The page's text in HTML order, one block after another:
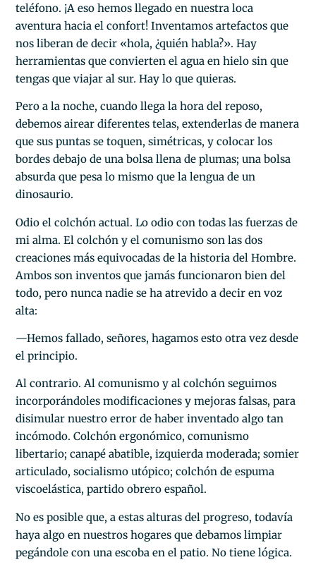
teléfono. ¡A eso hemos llegado en nuestra loca
aventura hacia el confort! Inventamos artefactos que
nos liberan de decir «hola, ¿quién habla?». Hay
herramientas que convierten el agua en hielo sin que
tengas que viajar al sur. Hay lo que quieras.
Pero a la noche, cuando llega la hora del reposo,
debemos airear diferentes telas, extenderlas de manera
que sus puntas se toquen, simétricas, y colocar los
bordes debajo de una bolsa llena de plumas; una bolsa
absurda que pesa lo mismo que la lengua de un
dinosaurio.
Odio el colchón actual. Lo odio con todas las fuerzas de
mi alma. El colchón y el comunismo son las dos
creaciones más equivocadas de la historia del Hombre.
Ambos son inventos que jamás funcionaron bien del
todo, pero nunca nadie se ha atrevido a decir en voz
alta:
—Hemos fallado, señores, hagamos esto otra vez desde
el principio.
Al contrario. Al comunismo y al colchón seguimos
incorporándoles modificaciones y mejoras falsas, para
disimular nuestro error de haber inventado algo tan
incómodo. Colchón ergonómico, comunismo
libertario; canapé abatible, izquierda moderada; somier
articulado, socialismo utópico; colchón de espuma
viscoelástica, partido obrero español.
No es posible que, a estas alturas del progreso, todavía
haya algo en nuestros hogares que debamos limpiar
pegándole con una escoba en el patio. No tiene lógica.